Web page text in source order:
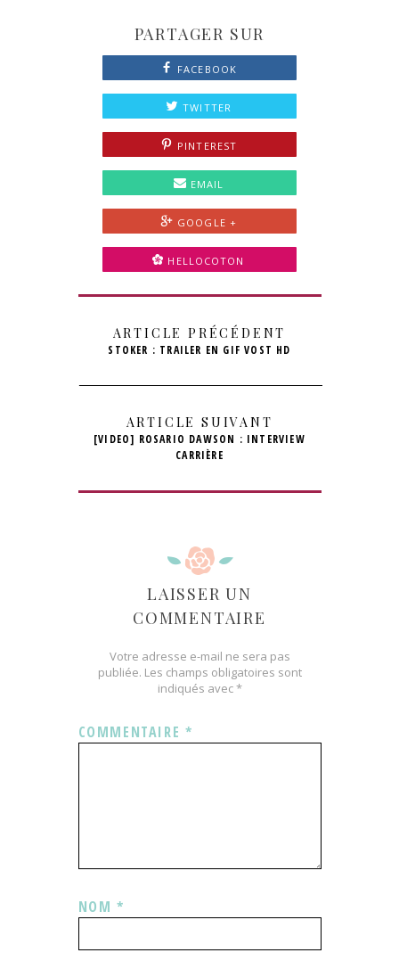
PARTAGER SUR
FACEBOOK
TWITTER
PINTEREST
EMAIL
GOOGLE +
HELLOCOTON
ARTICLE PRÉCÉDENT
STOKER : TRAILER EN GIF VOST HD
ARTICLE SUIVANT
[VIDEO] ROSARIO DAWSON : INTERVIEW
CARRIÈRE
LAISSER UN
COMMENTAIRE
Votre adresse e-mail ne sera pas
publiée. Les champs obligatoires sont
indiqués avec*
COMMENTAIRE *
NOM *